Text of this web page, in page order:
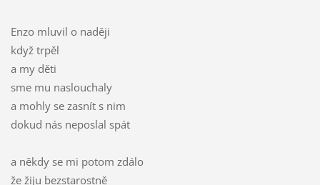
Enzo mluvil o naději
když trpěl
a my děti
sme mu naslouchaly
a mohly se zasnít s nim
dokud nás neposlal spát
a někdy se mi potom zdálo
že žiju bezstarostně